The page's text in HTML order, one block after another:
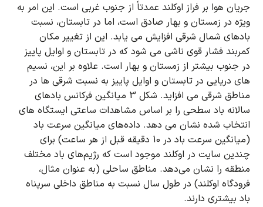
جریان هوا بر فراز اوکلند عمدتاً از جنوب غربی است. این امر به
ویژه در زمستان و بهار صادق است، اما در تابستان، نسبت
بادهای شمال شرقی افزایش می یابد. این از تغییر مکان
کمربند فشار قوی ناشی می شود که در تابستان و اوایل پاییز
در جنوب بیشتر از زمستان و بهار است. علاوه بر این، نسیم
های دریایی در تابستان و اوایل پاییز به نسبت شرقی ها در
مناطق شرقی می افزاید.
شکل 3 میانگین فرکانس بادهای
سالانه باد سطحی را بر اساس مشاهدات ساعتی ایستگاه های
انتخاب شده نشان می دهد. داده‌های میانگین سرعت باد
(میانگین سرعت باد در 10 دقیقه قبل از هر ساعت) برای
چندین سایت در اوکلند موجود است که رژیم‌های باد مختلف
منطقه را نشان می‌دهد. مناطق ساحلی (به عنوان مثال،
فرودگاه اوکلند) در طول سال نسبت به مناطق داخلی سرپناه
باد بیشتری دارند.